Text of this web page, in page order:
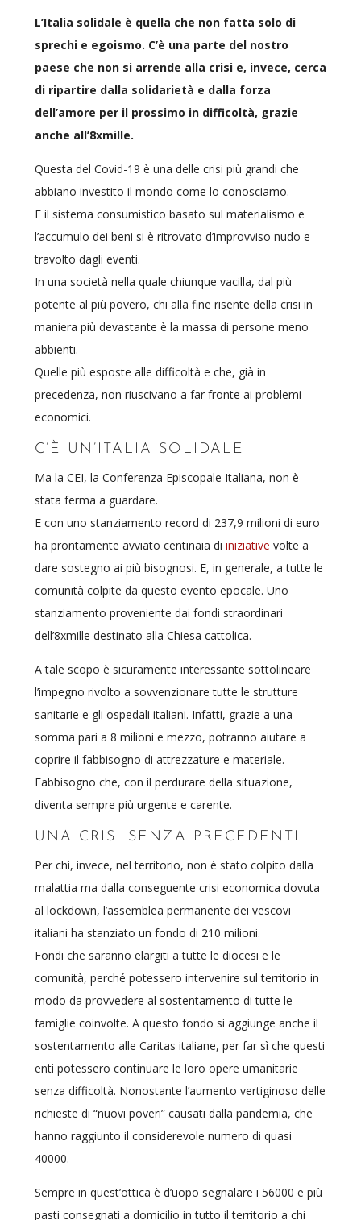
L’Italia solidale è quella che non fatta solo di
sprechi e egoismo. C’è una parte del nostro
paese che non si arrende alla crisi e, invece, cerca
di ripartire dalla solidarietà e dalla forza
dell’amore per il prossimo in difficoltà, grazie
anche all’8xmille.
Questa del Covid-19 è una delle crisi più grandi che
abbiano investito il mondo come lo conosciamo.
E il sistema consumistico basato sul materialismo e
l’accumulo dei beni si è ritrovato d’improvviso nudo e
travolto dagli eventi.
In una società nella quale chiunque vacilla, dal più
potente al più povero, chi alla fine risente della crisi in
maniera più devastante è la massa di persone meno
abbienti.
Quelle più esposte alle difficoltà e che, già in
precedenza, non riuscivano a far fronte ai problemi
economici.
C’È UN’ITALIA SOLIDALE
Ma la CEI, la Conferenza Episcopale Italiana, non è
stata ferma a guardare.
E con uno stanziamento record di 237,9 milioni di euro
ha prontamente avviato centinaia di iniziative volte a
dare sostegno ai più bisognosi. E, in generale, a tutte le
comunità colpite da questo evento epocale. Uno
stanziamento proveniente dai fondi straordinari
dell’8xmille destinato alla Chiesa cattolica.
A tale scopo è sicuramente interessante sottolineare
l’impegno rivolto a sovvenzionare tutte le strutture
sanitarie e gli ospedali italiani. Infatti, grazie a una
somma pari a 8 milioni e mezzo, potranno aiutare a
coprire il fabbisogno di attrezzature e materiale.
Fabbisogno che, con il perdurare della situazione,
diventa sempre più urgente e carente.
UNA CRISI SENZA PRECEDENTI
Per chi, invece, nel territorio, non è stato colpito dalla
malattia ma dalla conseguente crisi economica dovuta
al lockdown, l’assemblea permanente dei vescovi
italiani ha stanziato un fondo di 210 milioni.
Fondi che saranno elargiti a tutte le diocesi e le
comunità, perché potessero intervenire sul territorio in
modo da provvedere al sostentamento di tutte le
famiglie coinvolte. A questo fondo si aggiunge anche il
sostentamento alle Caritas italiane, per far sì che questi
enti potessero continuare le loro opere umanitarie
senza difficoltà. Nonostante l’aumento vertiginoso delle
richieste di “nuovi poveri” causati dalla pandemia, che
hanno raggiunto il considerevole numero di quasi
40000.
Sempre in quest’ottica è d’uopo segnalare i 56000 e più
pasti consegnati a domicilio in tutto il territorio a chi